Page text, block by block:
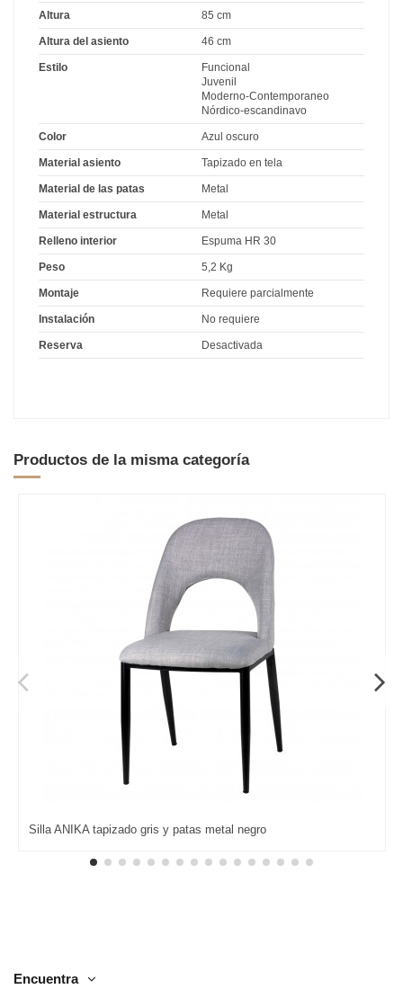
Altura 85 cm
Altura del asiento 46 cm
Estilo
Funcional
Juvenil
Moderno-Contemporaneo
Nórdico-escandinavo
Color Azul oscuro
Material asiento Tapizado en tela
Material de las patas Metal
Material estructura Metal
Relleno interior Espuma HR 30
Peso 5,2 Kg
Montaje Requiere parcialmente
Instalación No requiere
Reserva Desactivada
Productos de la misma categoría
Silla ANIKA tapizado gris y patas metal negro
Encuentra